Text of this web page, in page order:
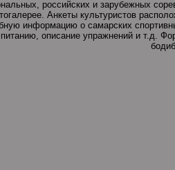
Анкеты культуристов
информацию о самарских
питанию, описание упражнений и т.д.